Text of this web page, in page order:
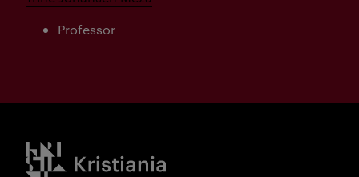
Professor
Kristiania logo